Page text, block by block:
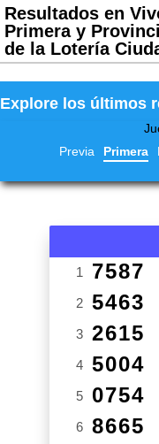
Resultados en
Primera y
de la Lotería
Explore los últimos
Previa
Primera
1 7587
2 5463
3 2615
4 5004
5 0754
6 8665